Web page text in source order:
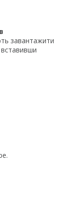
завантажити
вставивши